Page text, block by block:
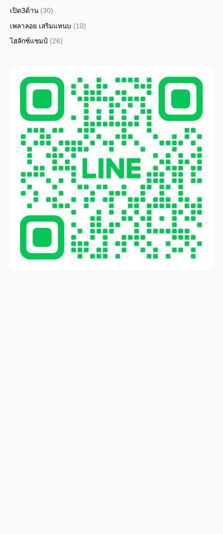
เปิด3ด้าน (30)
เพลาลอย เสริมแหนบ (10)
ไฮลักซ์แชมป์ (26)